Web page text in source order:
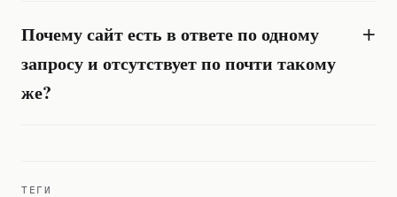
Почему сайт есть в ответе по одному
запросу и отсутствует по почти такому
же?
ТЕГИ